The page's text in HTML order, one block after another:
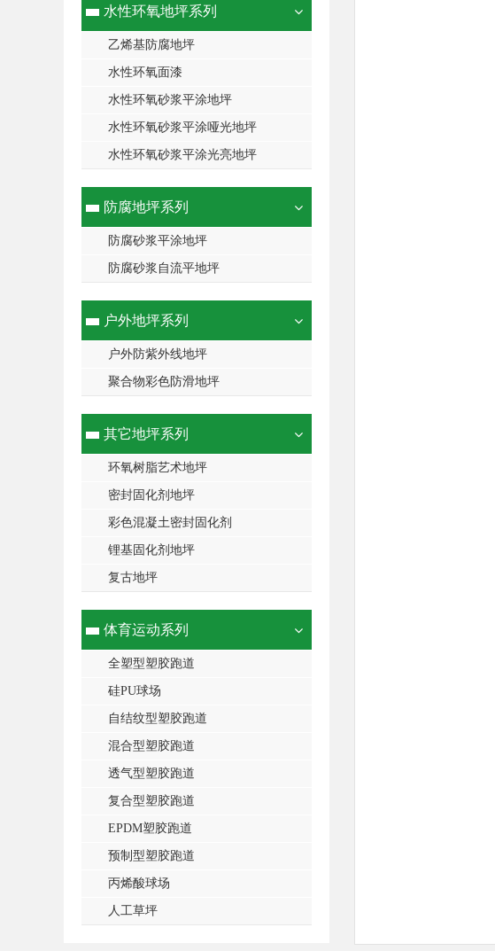
水性环氧地坪系列
乙烯基防腐地坪
水性环氧面漆
水性环氧砂浆平涂地坪
水性环氧砂浆平涂哑光地坪
水性环氧砂浆平涂光亮地坪
防腐地坪系列
防腐砂浆平涂地坪
防腐砂浆自流平地坪
户外地坪系列
户外防紫外线地坪
聚合物彩色防滑地坪
其它地坪系列
环氧树脂艺术地坪
密封固化剂地坪
彩色混凝土密封固化剂
锂基固化剂地坪
复古地坪
体育运动系列
全塑型塑胶跑道
硅PU球场
自结纹型塑胶跑道
混合型塑胶跑道
透气型塑胶跑道
复合型塑胶跑道
EPDM塑胶跑道
预制型塑胶跑道
丙烯酸球场
人工草坪